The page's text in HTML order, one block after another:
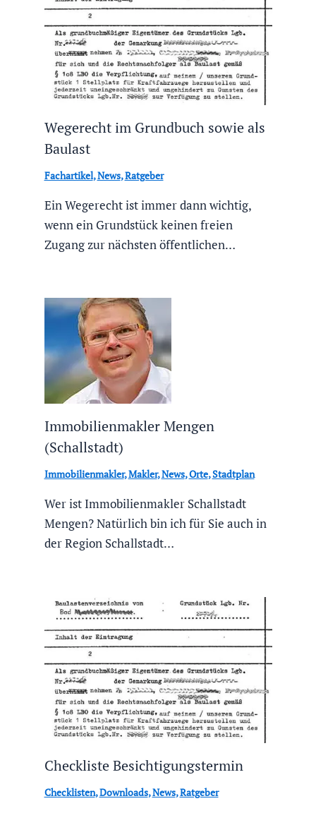
Wegerecht im Grundbuch sowie als
Baulast
Fachartikel,News,Ratgeber
Ein Wegerecht ist immer dann wichtig,
wenn ein Grundstück keinen freien
Zugang zur nächsten öffentlichen…
Immobilienmakler Mengen
(Schallstadt)
Immobilienmakler,Makler,News,Orte,Stadtplan
Wer ist Immobilienmakler Schallstadt
Mengen? Natürlich bin ich für Sie auch in
der Region Schallstadt…
Checkliste Besichtigungstermin
Checklisten,Downloads,News,Ratgeber